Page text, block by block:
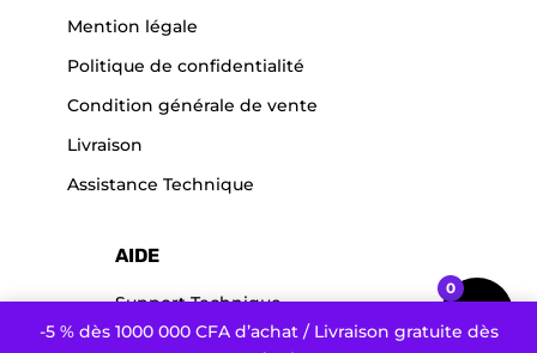
-5 % dès 1000 000 CFA d’achat / Livraison gratuite dès
Mention légale
Politique de confidentialité
Condition générale de vente
Livraison
Assistance Technique
AIDE
Support Technique
Service après vente
0